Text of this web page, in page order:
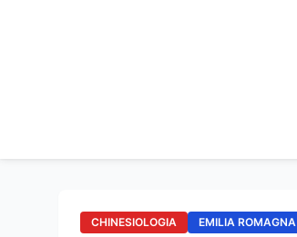
CHINESIOLOGIA EMILIA ROMAGNA